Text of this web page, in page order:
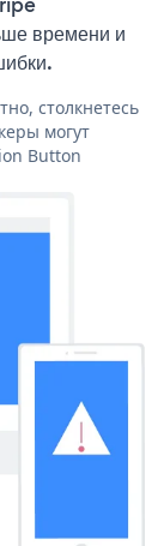
времени и
столкнетесь
могут
Button